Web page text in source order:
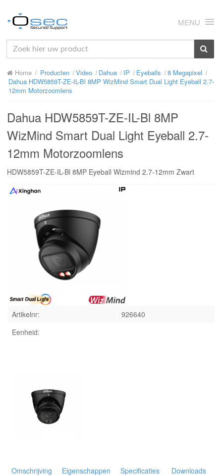
MENU
HOME
OVER ONS
PRODUCTEN
SUPPORT
RMA
INLOGGEN
Home Producten Video Dahua IP Eyeballs
8 Megapixel
Dahua HDW5859T-ZE-IL-Bl 8MP WizMind Smart Dual Light Eyeball 2.7-
12mm Motorzoomlens
Dahua HDW5859T-ZE-IL-Bl 8MP
WizMind Smart Dual Light Eyeball 2.7-
12mm Motorzoomlens
HDW5859T-ZE-IL-Bl 8MP Eyeball Wizmind 2.7-12mm Zwart
Artikelnr:
926640
Eenheid:
Omschrijving Eigenschappen Specificaties
Downloads